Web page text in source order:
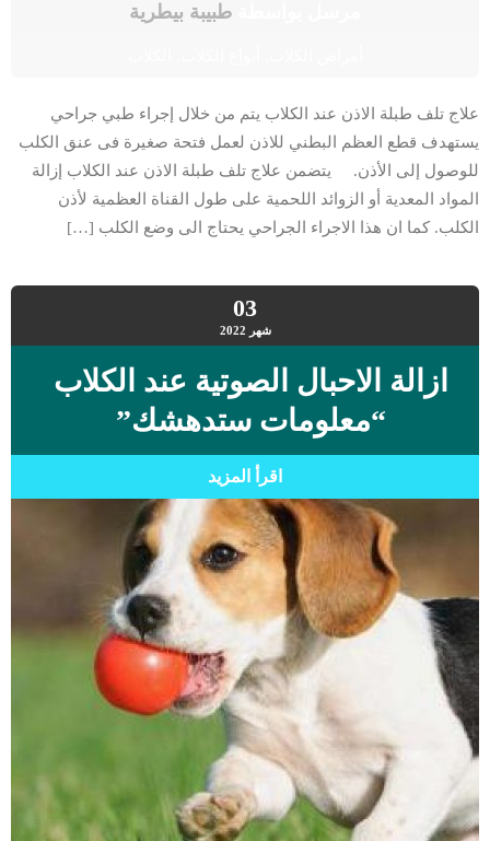
طبيبة بيطرية
علاج تلف طبلة الاذن عند الكلاب يتم من خلال إجراء طبي جراحي
يستهدف قطع العظم البطني للاذن لعمل فتحة صغيرة فى عنق الكلب
للوصول إلى الأذن. يتضمن علاج تلف طبلة الاذن عند الكلاب إزالة
المواد المعدية أو الزوائد اللحمية على طول القناة العظمية لأذن
الكلب. كما ان هذا الاجراء الجراحي يحتاج الى وضع الكلب […]
03
شهر 2022
ازالة الاحبال الصوتية عند الكلاب
“معلومات ستدهشك”
اقرأ المزيد